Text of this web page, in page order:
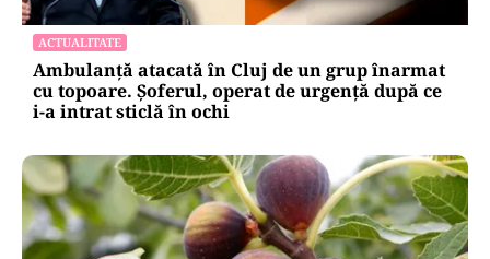
ACTUALITATE
Ambulanță atacată în Cluj de un grup înarmat
cu topoare. Șoferul, operat de urgență după ce
i-a intrat sticlă în ochi